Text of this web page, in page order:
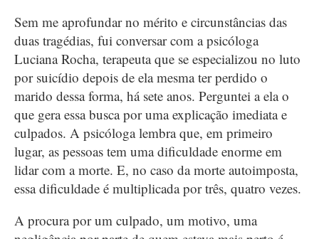
Sem me aprofundar no mérito e circunstâncias das
duas tragédias, fui conversar com a psicóloga
Luciana Rocha, terapeuta que se especializou no luto
por suicídio depois de ela mesma ter perdido o
marido dessa forma, há sete anos. Perguntei a ela o
que gera essa busca por uma explicação imediata e
culpados. A psicóloga lembra que, em primeiro
lugar, as pessoas tem uma dificuldade enorme em
lidar com a morte. E, no caso da morte autoimposta,
essa dificuldade é multiplicada por três, quatro vezes.
A procura por um culpado, um motivo, uma